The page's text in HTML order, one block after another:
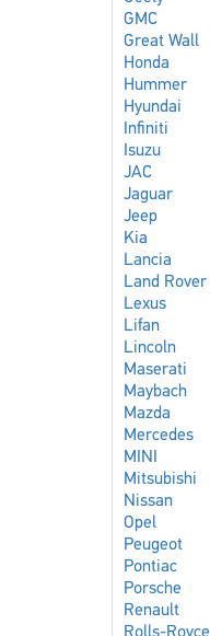
GMC
Great Wall
Honda
Hummer
Hyundai
Infiniti
Isuzu
JAC
Jaguar
Jeep
Kia
Lancia
Land Rover
Lexus
Lifan
Lincoln
Maserati
Maybach
Mazda
Mercedes
MINI
Mitsubishi
Nissan
Opel
Peugeot
Pontiac
Porsche
Renault